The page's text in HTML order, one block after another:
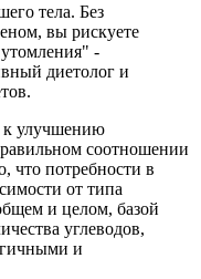
тела. Без
вы рискуете
утомления" -
диетолог и
к улучшению
соотношении
что потребности в
от типа
и целом, базой
углеводов,
и